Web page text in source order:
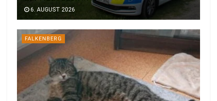
6. AUGUST 2026
FALKENBERG